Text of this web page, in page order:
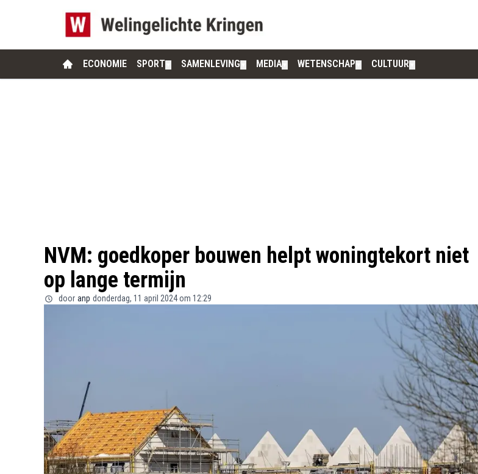
ECONOMIE SPORT SAMENLEVING MEDIA WETENSCHAP CULTUUR
NVM: goedkoper bouwen helpt woningtekort niet
op lange termijn
door anp donderdag, 11 april 2024 om 12:29